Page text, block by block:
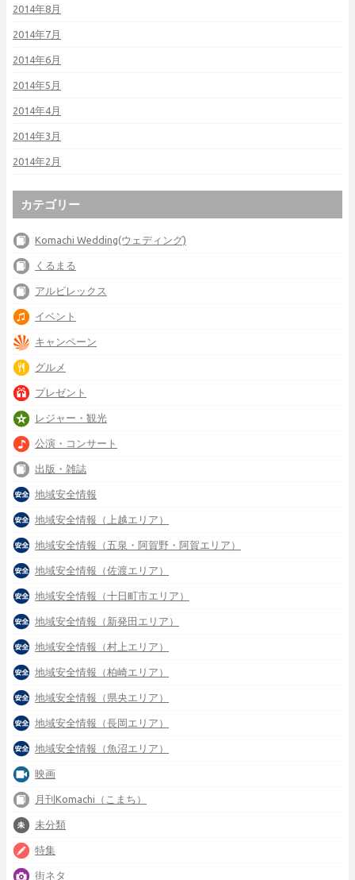
2014年8月
2014年7月
2014年6月
2014年5月
2014年4月
2014年3月
2014年2月
カテゴリー
Komachi Wedding(ウェディング)
くるまる
アルビレックス
イベント
キャンペーン
グルメ
プレゼント
レジャー・観光
公演・コンサート
出版・雑誌
地域安全情報
地域安全情報（上越エリア）
地域安全情報（五泉・阿賀野・阿賀エリア）
地域安全情報（佐渡エリア）
地域安全情報（十日町市エリア）
地域安全情報（新発田エリア）
地域安全情報（村上エリア）
地域安全情報（柏崎エリア）
地域安全情報（県央エリア）
地域安全情報（長岡エリア）
地域安全情報（魚沼エリア）
映画
月刊Komachi（こまち）
未分類
特集
街ネタ